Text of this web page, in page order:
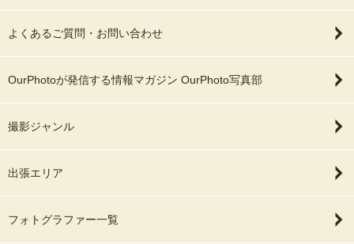
よくあるご質問・お問い合わせ
OurPhotoが発信する情報マガジン OurPhoto写真部
撮影ジャンル
出張エリア
フォトグラファー一覧